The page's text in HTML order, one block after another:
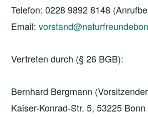
Telefon: 0228 9892 8148
Email:
Vertreten durch (§ 26 BGB):
Bernhard Bergmann
Kaiser-Konrad-Str. 5, 53225 Bonn